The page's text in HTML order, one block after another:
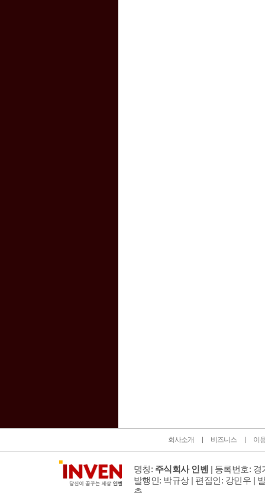
회사소개 비즈니스 이
명칭: 주식회사 인벤 | 등록번호: 경
발행인: 박규상 | 편집인: 강민우 |